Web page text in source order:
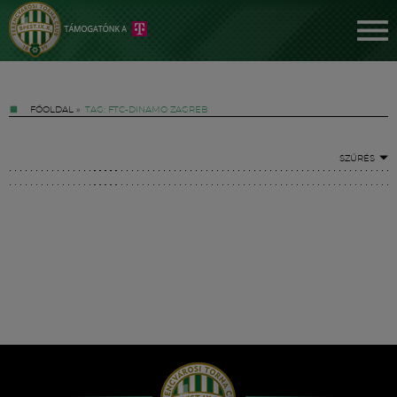
FŐOLDAL » TAG: FTC-DINAMO ZAGREB
SZŰRÉS
Hírek